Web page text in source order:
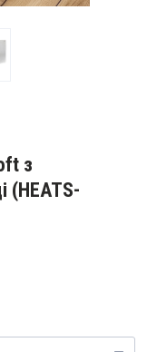
з
(HEATS-